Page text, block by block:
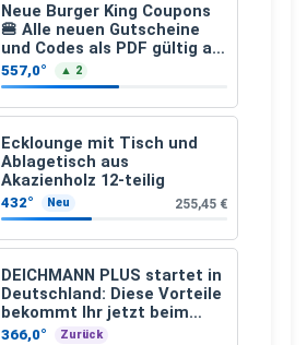
Neue Burger King Coupons
🍔 Alle neuen Gutscheine
und Codes als PDF gültig ab
25.07.2026 bis 04.09.2026
557,0° ▲ 2
Ecklounge mit Tisch und
Ablagetisch aus
Akazienholz 12-teilig
432° Neu 255,45 €
DEICHMANN PLUS startet in
Deutschland: Diese Vorteile
bekommt Ihr jetzt beim
Schuhkauf
366,0° Zurück